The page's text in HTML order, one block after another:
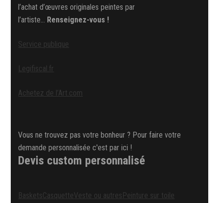
l’achat d’œuvres originales peintes par
l’artiste… Renseignez-vous !
Service publique
Legifiscal.fr
Achetez de l’Art.com
Vous ne trouvez pas votre bonheur ? Pour faire votre
demande personnalisée c'est par ici !
Devis custom personnalisé
BasketsCasquetteVeste ou autres Peinture sur toile